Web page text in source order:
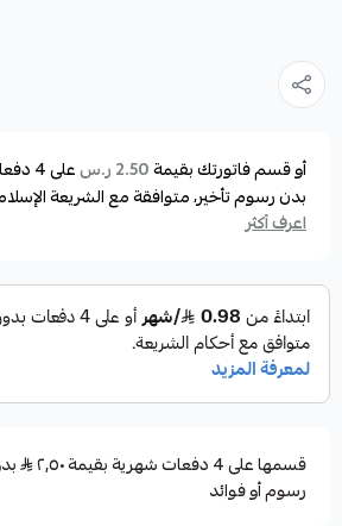
أو قسم فاتورتك بقيمة2.50 ر.س على4
بدون رسوم تأخير، متوافقة مع الشريعة
اعرف أكثر
قسمها على 4 دفعات شهرية بقيمة ٢٫٥٠
رسوم أو فوائد